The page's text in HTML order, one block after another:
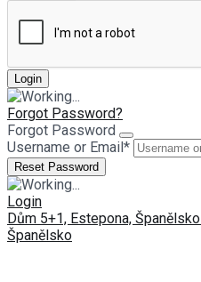
Forgot Password?
Forgot Password
Username or Email *
Login
Dům 5+1, Estepona, Španělsko
Španělsko